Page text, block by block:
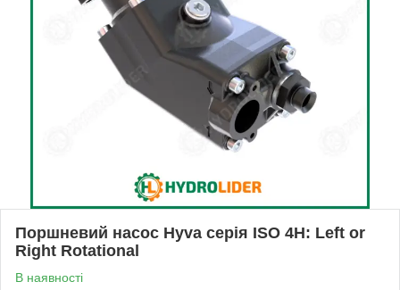
Поршневий насос Hyva серія ISO 4H: Left or
Right Rotational
В наявності